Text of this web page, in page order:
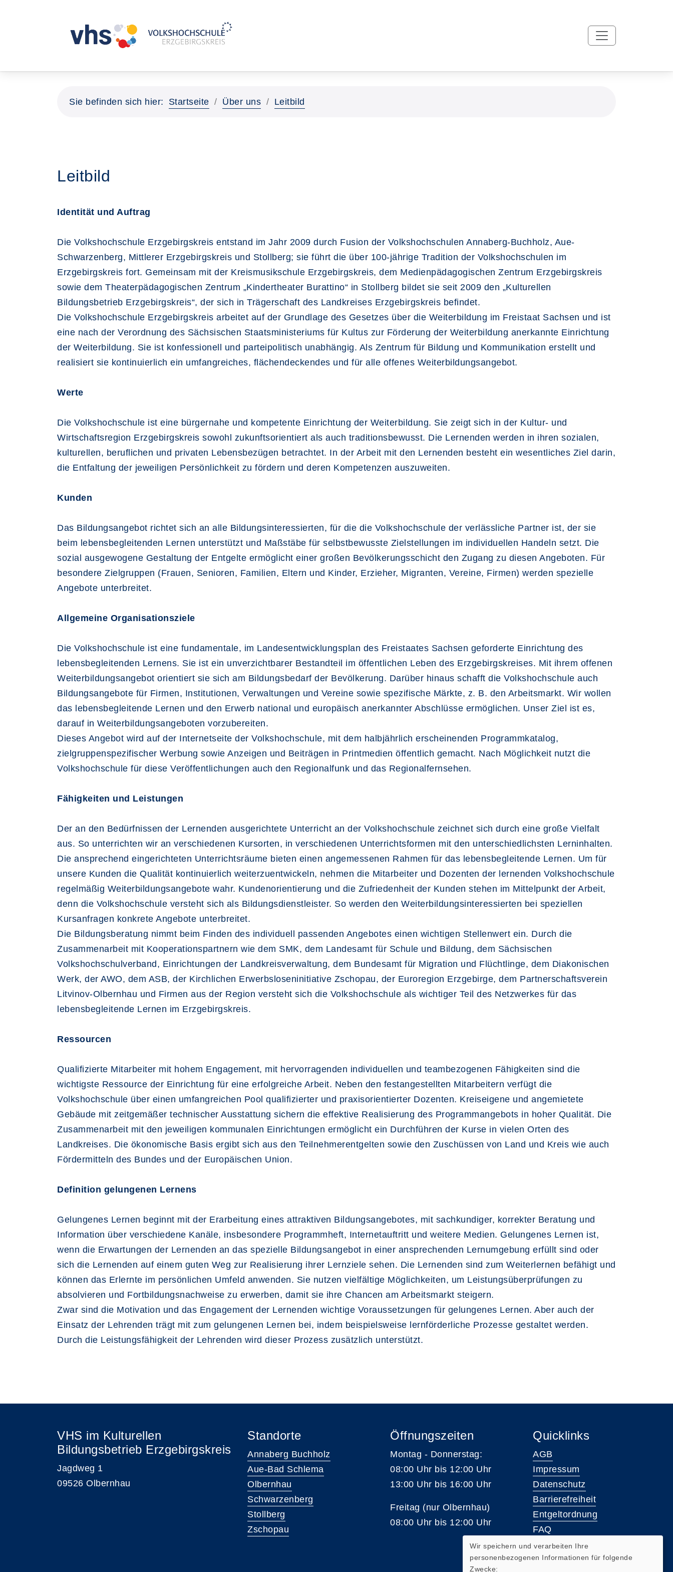
Sie befinden sich hier: Startseite Über uns Leitbild
Leitbild
Identität und Auftrag
Die Volkshochschule Erzgebirgskreis entstand im Jahr 2009 durch Fusion der Volkshochschulen Annaberg-Buchholz, Aue-
Schwarzenberg, Mittlerer Erzgebirgskreis und Stollberg; sie führt die über 100-jährige Tradition der Volkshochschulen im
Erzgebirgskreis fort. Gemeinsam mit der Kreismusikschule Erzgebirgskreis, dem Medienpädagogischen Zentrum Erzgebirgskreis
sowie dem Theaterpädagogischen Zentrum „Kindertheater Burattino“ in Stollberg bildet sie seit 2009 den „Kulturellen
Bildungsbetrieb Erzgebirgskreis“, der sich in Trägerschaft des Landkreises Erzgebirgskreis befindet.
Die Volkshochschule Erzgebirgskreis arbeitet auf der Grundlage des Gesetzes über die Weiterbildung im Freistaat Sachsen und ist
eine nach der Verordnung des Sächsischen Staatsministeriums für Kultus zur Förderung der Weiterbildung anerkannte Einrichtung
der Weiterbildung. Sie ist konfessionell und parteipolitisch unabhängig. Als Zentrum für Bildung und Kommunikation erstellt und
realisiert sie kontinuierlich ein umfangreiches, flächendeckendes und für alle offenes Weiterbildungsangebot.
Werte
Die Volkshochschule ist eine bürgernahe und kompetente Einrichtung der Weiterbildung. Sie zeigt sich in der Kultur- und
Wirtschaftsregion Erzgebirgskreis sowohl zukunftsorientiert als auch traditionsbewusst. Die Lernenden werden in ihren sozialen,
kulturellen, beruflichen und privaten Lebensbezügen betrachtet. In der Arbeit mit den Lernenden besteht ein wesentliches Ziel darin,
die Entfaltung der jeweiligen Persönlichkeit zu fördern und deren Kompetenzen auszuweiten.
Kunden
Das Bildungsangebot richtet sich an alle Bildungsinteressierten, für die die Volkshochschule der verlässliche Partner ist, der sie
beim lebensbegleitenden Lernen unterstützt und Maßstäbe für selbstbewusste Zielstellungen im individuellen Handeln setzt. Die
sozial ausgewogene Gestaltung der Entgelte ermöglicht einer großen Bevölkerungsschicht den Zugang zu diesen Angeboten. Für
besondere Zielgruppen (Frauen, Senioren, Familien, Eltern und Kinder, Erzieher, Migranten, Vereine, Firmen) werden spezielle
Angebote unterbreitet.
Allgemeine Organisationsziele
Die Volkshochschule ist eine fundamentale, im Landesentwicklungsplan des Freistaates Sachsen geforderte Einrichtung des
lebensbegleitenden Lernens. Sie ist ein unverzichtbarer Bestandteil im öffentlichen Leben des Erzgebirgskreises. Mit ihrem offenen
Weiterbildungsangebot orientiert sie sich am Bildungsbedarf der Bevölkerung. Darüber hinaus schafft die Volkshochschule auch
Bildungsangebote für Firmen, Institutionen, Verwaltungen und Vereine sowie spezifische Märkte, z. B. den Arbeitsmarkt. Wir wollen
das lebensbegleitende Lernen und den Erwerb national und europäisch anerkannter Abschlüsse ermöglichen. Unser Ziel ist es,
darauf in Weiterbildungsangeboten vorzubereiten.
Dieses Angebot wird auf der Internetseite der Volkshochschule, mit dem halbjährlich erscheinenden Programmkatalog,
zielgruppenspezifischer Werbung sowie Anzeigen und Beiträgen in Printmedien öffentlich gemacht. Nach Möglichkeit nutzt die
Volkshochschule für diese Veröffentlichungen auch den Regionalfunk und das Regionalfernsehen.
Fähigkeiten und Leistungen
Der an den Bedürfnissen der Lernenden ausgerichtete Unterricht an der Volkshochschule zeichnet sich durch eine große Vielfalt
aus. So unterrichten wir an verschiedenen Kursorten, in verschiedenen Unterrichtsformen mit den unterschiedlichsten Lerninhalten.
Die ansprechend eingerichteten Unterrichtsräume bieten einen angemessenen Rahmen für das lebensbegleitende Lernen. Um für
unsere Kunden die Qualität kontinuierlich weiterzuentwickeln, nehmen die Mitarbeiter und Dozenten der lernenden Volkshochschule
regelmäßig Weiterbildungsangebote wahr. Kundenorientierung und die Zufriedenheit der Kunden stehen im Mittelpunkt der Arbeit,
denn die Volkshochschule versteht sich als Bildungsdienstleister. So werden den Weiterbildungsinteressierten bei speziellen
Kursanfragen konkrete Angebote unterbreitet.
Die Bildungsberatung nimmt beim Finden des individuell passenden Angebotes einen wichtigen Stellenwert ein. Durch die
Zusammenarbeit mit Kooperationspartnern wie dem SMK, dem Landesamt für Schule und Bildung, dem Sächsischen
Volkshochschulverband, Einrichtungen der Landkreisverwaltung, dem Bundesamt für Migration und Flüchtlinge, dem Diakonischen
Werk, der AWO, dem ASB, der Kirchlichen Erwerbsloseninitiative Zschopau, der Euroregion Erzgebirge, dem Partnerschaftsverein
Litvinov-Olbernhau und Firmen aus der Region versteht sich die Volkshochschule als wichtiger Teil des Netzwerkes für das
lebensbegleitende Lernen im Erzgebirgskreis.
Ressourcen
Qualifizierte Mitarbeiter mit hohem Engagement, mit hervorragenden individuellen und teambezogenen Fähigkeiten sind die
wichtigste Ressource der Einrichtung für eine erfolgreiche Arbeit. Neben den festangestellten Mitarbeitern verfügt die
Volkshochschule über einen umfangreichen Pool qualifizierter und praxisorientierter Dozenten. Kreiseigene und angemietete
Gebäude mit zeitgemäßer technischer Ausstattung sichern die effektive Realisierung des Programmangebots in hoher Qualität. Die
Zusammenarbeit mit den jeweiligen kommunalen Einrichtungen ermöglicht ein Durchführen der Kurse in vielen Orten des
Landkreises. Die ökonomische Basis ergibt sich aus den Teilnehmerentgelten sowie den Zuschüssen von Land und Kreis wie auch
Fördermitteln des Bundes und der Europäischen Union.
Definition gelungenen Lernens
Gelungenes Lernen beginnt mit der Erarbeitung eines attraktiven Bildungsangebotes, mit sachkundiger, korrekter Beratung und
Information über verschiedene Kanäle, insbesondere Programmheft, Internetauftritt und weitere Medien. Gelungenes Lernen ist,
wenn die Erwartungen der Lernenden an das spezielle Bildungsangebot in einer ansprechenden Lernumgebung erfüllt sind oder
sich die Lernenden auf einem guten Weg zur Realisierung ihrer Lernziele sehen. Die Lernenden sind zum Weiterlernen befähigt und
können das Erlernte im persönlichen Umfeld anwenden. Sie nutzen vielfältige Möglichkeiten, um Leistungsüberprüfungen zu
absolvieren und Fortbildungsnachweise zu erwerben, damit sie ihre Chancen am Arbeitsmarkt steigern.
Zwar sind die Motivation und das Engagement der Lernenden wichtige Voraussetzungen für gelungenes Lernen. Aber auch der
Einsatz der Lehrenden trägt mit zum gelungenen Lernen bei, indem beispielsweise lernförderliche Prozesse gestaltet werden.
Durch die Leistungsfähigkeit der Lehrenden wird dieser Prozess zusätzlich unterstützt.
VHS im Kulturellen
Bildungsbetrieb Erzgebirgskreis
Jagdweg 1
09526 Olbernhau
Standorte
Annaberg Buchholz
Aue-Bad Schlema
Olbernhau
Schwarzenberg
Stollberg
Zschopau
Öffnungszeiten
Montag - Donnerstag:
08:00 Uhr bis 12:00 Uhr
13:00 Uhr bis 16:00 Uhr
Freitag (nur Olbernhau)
08:00 Uhr bis 12:00 Uhr
Quicklinks
AGB
Impressum
Datenschutz
Barrierefreiheit
Entgeltordnung
FAQ
Widerrufsformular
Wir speichern und verarbeiten Ihre
personenbezogenen Informationen für folgende
Zwecke: